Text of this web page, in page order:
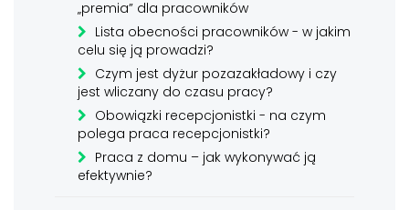
„premia” dla pracowników
Lista obecności pracowników - w jakim
celu się ją prowadzi?
Czym jest dyżur pozazakładowy i czy
jest wliczany do czasu pracy?
Obowiązki recepcjonistki - na czym
polega praca recepcjonistki?
Praca z domu – jak wykonywać ją
efektywnie?